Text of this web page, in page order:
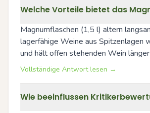
Welche Vorteile bietet das
Magnumflaschen (1,5 l) altern
lagerfähige Weine aus Spitzenlagen
und hält offen stehenden Wein
Vollständige Antwort lesen →
Wie beeinflussen